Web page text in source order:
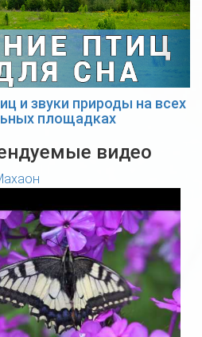
и звуки природы на всех
площадках
видео